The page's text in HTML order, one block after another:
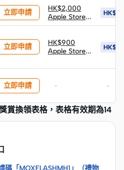
立即申請
HK$2,000
Apple Store
禮品卡
立即申請
HK$900
Apple Store
立即申請 - -
賞換領表格，表格有效期為14
碼「MOXFLASHMH1」（禮物